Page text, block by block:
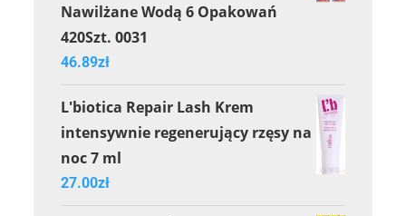
Nawilżane Wodą 6 Opakowań
420Szt. 0031
46.89zł
L'biotica Repair Lash Krem
intensywnie regenerujący rzęsy na
noc 7 ml
27.00zł